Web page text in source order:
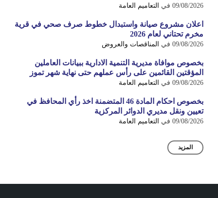
09/08/2026 في التعاميم العامة
اعلان مشروع صيانة واستبدال خطوط صرف صحي في قرية
مخرم تحتاني لعام 2026
09/08/2026 في المناقصات والعروض
بخصوص موافاة مديرية التنمية الادارية ببيانات العاملين
المؤقتين القائمين على رأس عملهم حتى نهاية شهر تموز
09/08/2026 في التعاميم العامة
بخصوص احكام المادة 46 المتضمنة اخذ رأي المحافظ في
تعيين ونقل مديري الدوائر المركزية
09/08/2026 في التعاميم العامة
المزيد